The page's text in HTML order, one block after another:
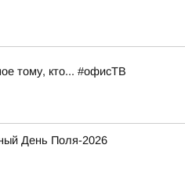
тому, кто... #офисТВ
День Поля-2026